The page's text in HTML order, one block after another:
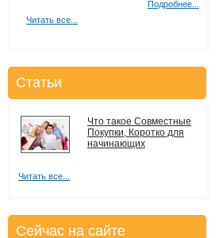
Подробнее...
Читать все...
Статьи
Что такое Совместные
Покупки, Коротко для
начинающих
Читать все...
Сейчас на сайте